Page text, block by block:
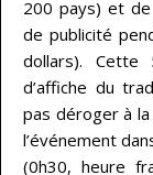
200 pays) et
de publicité
dollars). Cette
d’affiche du
pas déroger à
l’événement
(0h30, heure